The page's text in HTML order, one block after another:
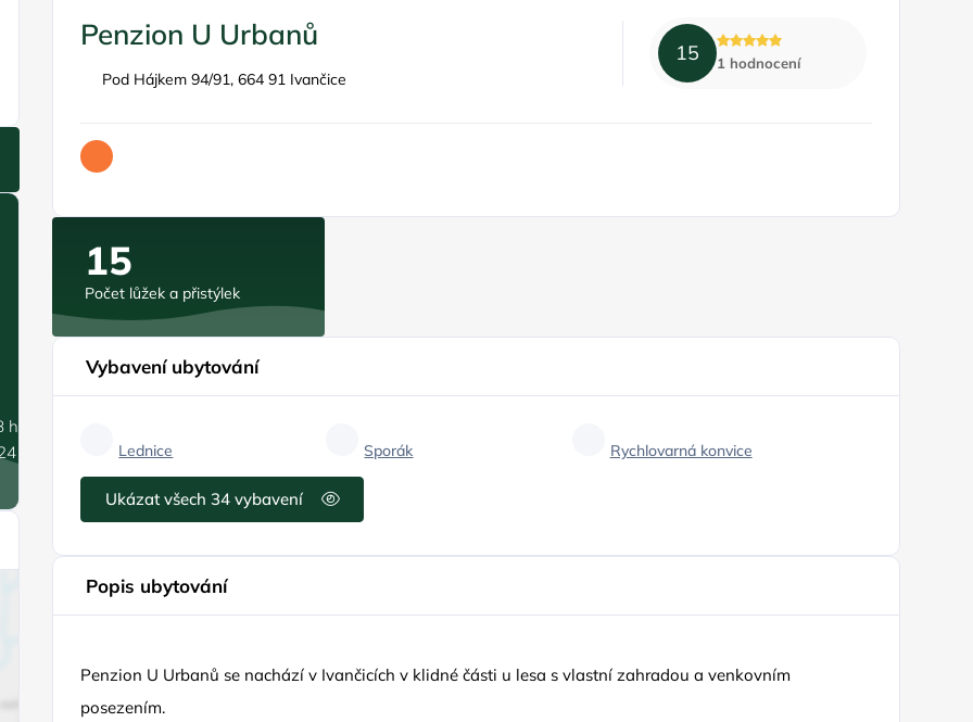
m/s
Penzion U Urbanů
Pod Hájkem 94/91, 664 91 Ivančice
15 1 hodnocení
15
Počet lůžek a přistýlek
Vybavení ubytování
Lednice Sporák Rychlovarná konvice
Ukázat všech 34 vybavení
Popis ubytování
Penzion U Urbanů se nachází v Ivančicích v klidné části u lesa s vlastní zahradou a venkovním
posezením.